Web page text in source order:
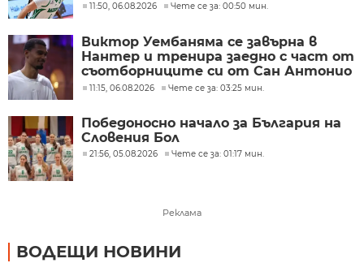
11:50, 06.08.2026 Чете се за: 00:50 мин.
Виктор Уембаняма се завърна в
Нантер и тренира заедно с част от
съотборниците си от Сан Антонио
Спърс
11:15, 06.08.2026 Чете се за: 03:25 мин.
Победоносно начало за България на
Словения Бол
21:56, 05.08.2026 Чете се за: 01:17 мин.
Реклама
ВОДЕЩИ НОВИНИ